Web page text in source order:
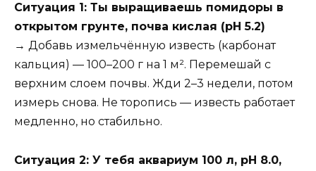
Ситуация 1: Ты выращиваешь помидоры в
открытом грунте, почва кислая (pH 5.2)
→ Добавь измельчённую известь (карбонат
кальция) — 100–200 г на 1 м². Перемешай с
верхним слоем почвы. Жди 2–3 недели, потом
измерь снова. Не торопись — известь работает
медленно, но стабильно.
Ситуация 2: У тебя аквариум 100 л, pH 8.0,